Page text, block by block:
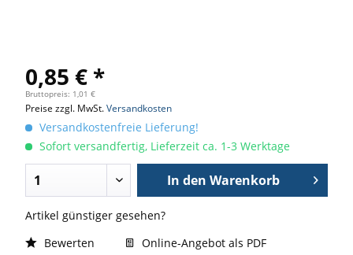
0,85 € *
Bruttopreis: 1,01 €
Preise zzgl. MwSt.Versandkosten
Versandkostenfreie Lieferung!
Sofort versandfertig, Lieferzeit ca. 1-3 Werktage
In den Warenkorb
Artikel günstiger gesehen?
Bewerten
Online-Angebot als PDF